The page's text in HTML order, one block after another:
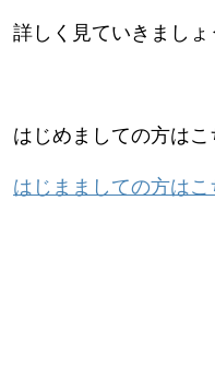
詳しく見ていきましょ
はじめましての方は
はじまましての方はこ